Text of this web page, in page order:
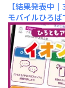
【結果発表中
モバイルひろ
ひろとものみ
ルひろば」を
す✨😊おかげ
いう大きな節
支えてくださ
り感謝の気持